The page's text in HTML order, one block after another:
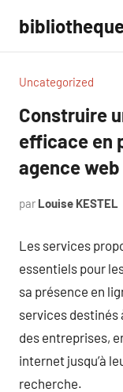
contenu
Uncategorized
Construire
efficace en
agence web
par Louise KESTEL
Les services
essentiels pour
sa présence en
services destinés
des entreprises,
internet jusqu’à
recherche.